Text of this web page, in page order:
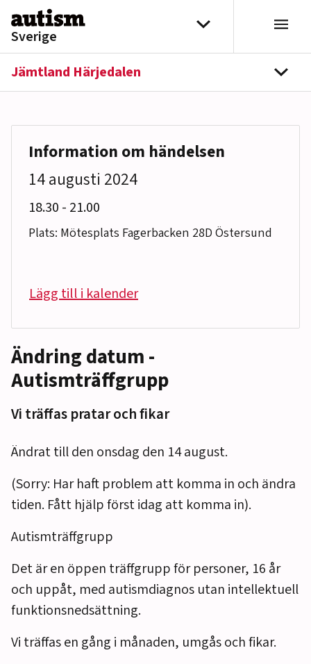
Hoppa till innehåll
Sverige
Välj distrikt
Jämtland Härjedalen
Ändring datum -
Autismträffgrupp
Vi träffas pratar och fikar
Ändrat till den onsdag den 14 august.
(Sorry: Har haft problem att komma in och ändra
tiden. Fått hjälp först idag att komma in).
Autismträffgrupp
Det är en öppen träffgrupp för personer, 16 år
och uppåt, med autismdiagnos utan intellektuell
funktionsnedsättning.
Vi träffas en gång i månaden, umgås och fikar.
Information om händelsen
14 augusti 2024
18.30 till
- 21.00
Plats: Mötesplats Fagerbacken 28D Östersund
Lägg till i kalender